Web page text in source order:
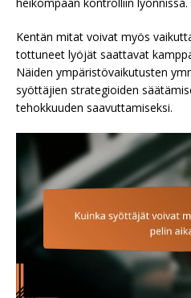
Kentän mitat voivat myös
tottuneet lyöjät saattavat
Näiden ympäristövaikutusten
syöttäjien strategioiden
tehokkuuden saavuttamiseksi.